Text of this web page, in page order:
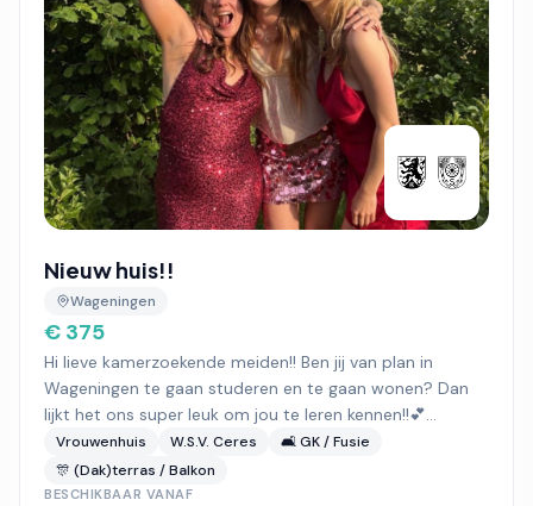
Nieuw huis!!
Wageningen
€ 375
Hi lieve kamerzoekende meiden!! Ben jij van plan in
Wageningen te gaan studeren en te gaan wonen? Dan
lijkt het ons super leuk om jou te leren kennen!!💕...
Vrouwenhuis W.S.V. Ceres
🛋️ GK / Fusie
🎊 (Dak)terras / Balkon
BESCHIKBAAR VANAF